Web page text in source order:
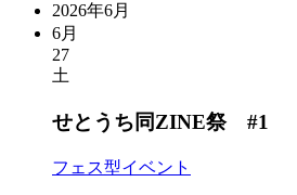
2026年6月
6月
27
土
せとうち同ZINE祭 #1
フェス型イベント